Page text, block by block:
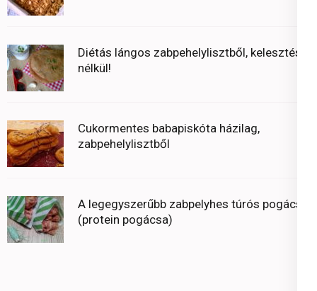
Diétás lángos zabpehelylisztből, kelesztés
nélkül!
Cukormentes babapiskóta házilag,
zabpehelylisztből
A legegyszerűbb zabpelyhes túrós pogácsa
(protein pogácsa)